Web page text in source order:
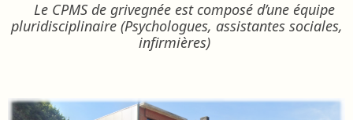
Le CPMS de grivegnée est composé d’une équipe
pluridisciplinaire (Psychologues, assistantes sociales,
infirmières)